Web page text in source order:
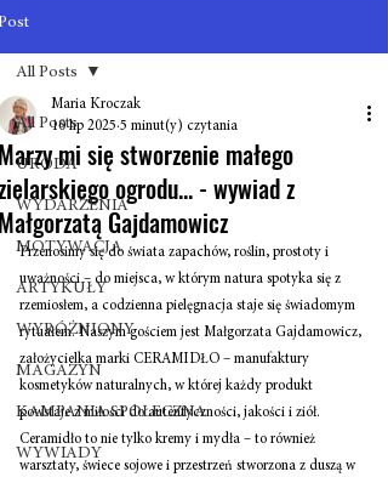
All Posts
URODA
WYDARZENIA
MOTYWACJA
ARTYKUŁY
WYRÓŻNIONY
MAGAZYN
KAMPANIA SPOŁECZNA
WYWIADY
All Posts
mi się stworzenie małego
ogrodu... - wywiad z
Gajdamowicz
Maria Kroczak
10 lip 2025 5 minut(y) czytania
Przenosimy się do świata zapachów, roślin, prostoty i
uważności – do miejsca, w którym natura spotyka się z
rzemiosłem, a codzienna pielęgnacja staje się świadomym
rytuałem. Naszym gościem jest Małgorzata Gajdamowicz,
założycielka marki CERAMIDŁO – manufaktury
kosmetyków naturalnych, w której każdy produkt
powstaje z miłości do autentyczności, jakości i ziół.
Ceramidło to nie tylko kremy i mydła – to również
warsztaty, świece sojowe i przestrzeń stworzona z duszą w